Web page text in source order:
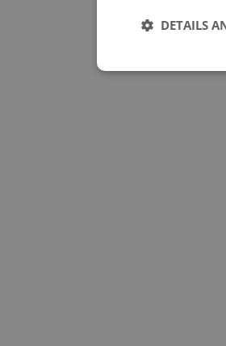
DETAILS